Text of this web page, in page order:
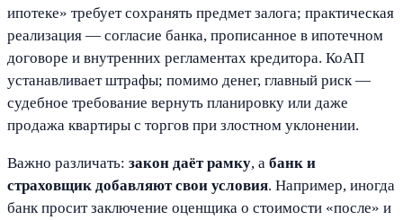
ипотеке» требует сохранять предмет залога; практическая
реализация — согласие банка, прописанное в ипотечном
договоре и внутренних регламентах кредитора. КоАП
устанавливает штрафы; помимо денег, главный риск —
судебное требование вернуть планировку или даже
продажа квартиры с торгов при злостном уклонении.
Важно различать: закон даёт рамку, а банк и
страховщик добавляют свои условия. Например, иногда
банк просит заключение оценщика о стоимости «после» и